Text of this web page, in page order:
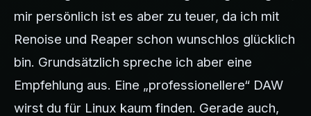
mir persönlich ist es aber zu teuer, da ich mit
Renoise und Reaper schon wunschlos glücklich
bin. Grundsätzlich spreche ich aber eine
Empfehlung aus. Eine „professionellere“ DAW
wirst du für Linux kaum finden. Gerade auch,